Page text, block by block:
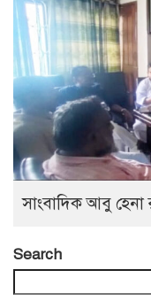
সাংবাদিক আবু হেনা
Search